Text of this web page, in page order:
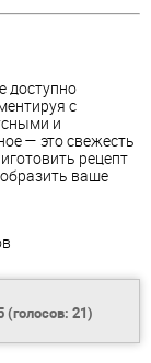
доступно
с
и
— это свежесть
рецепт
ваше
(голосов: 21)